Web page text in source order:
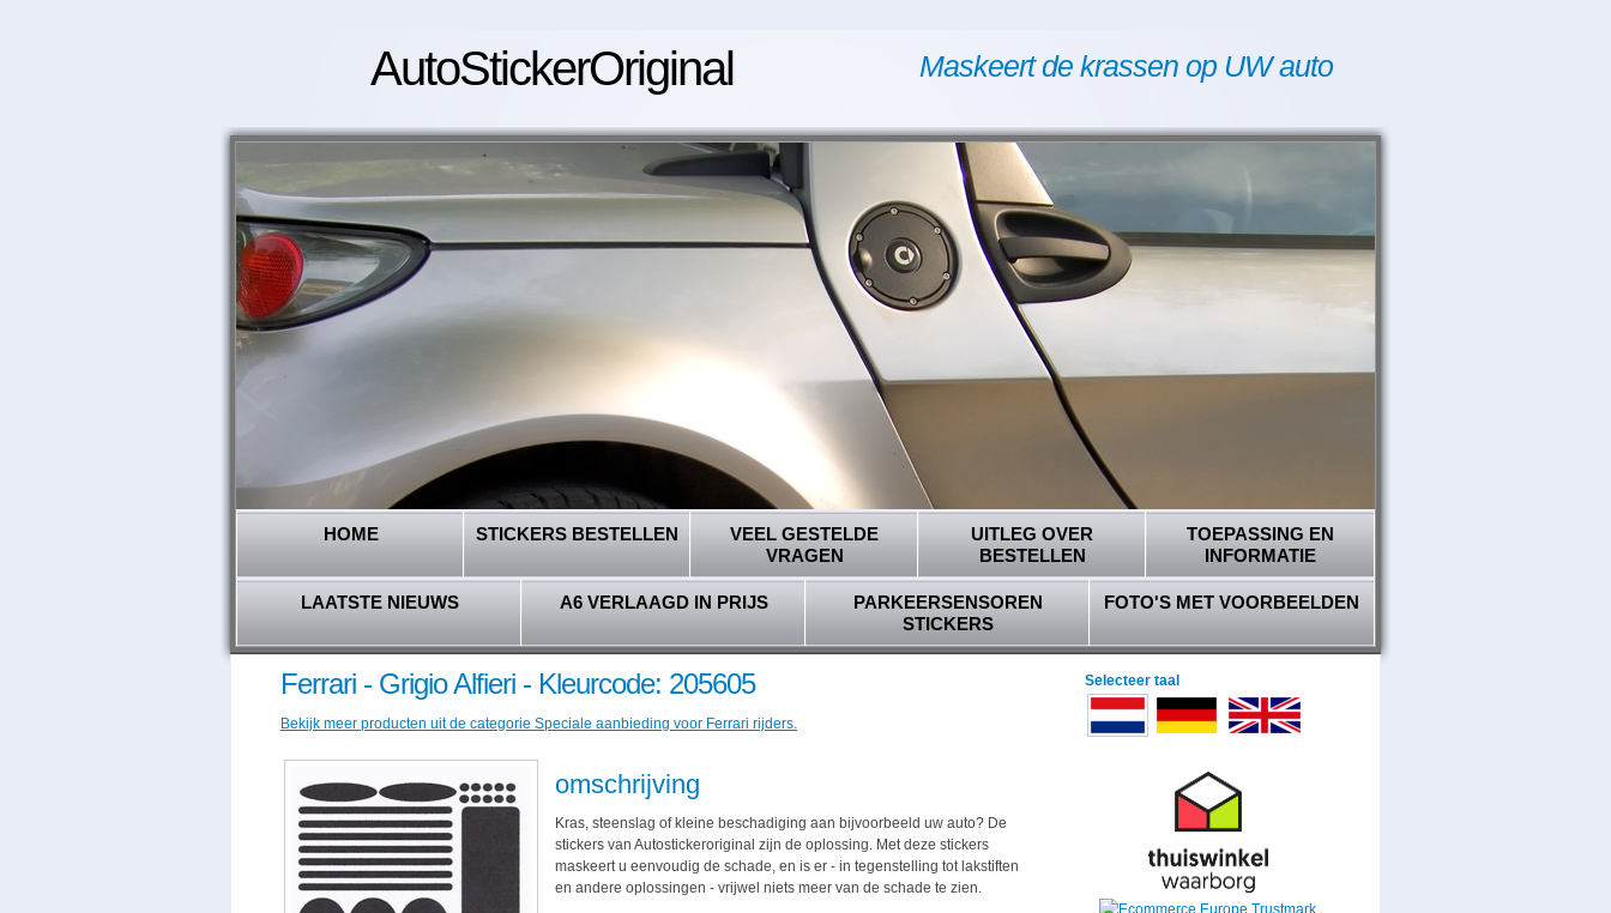
AutoStickerOriginal Maskeert de krassen op UW auto
HOME STICKERS BESTELLEN
VEEL GESTELDE
VRAGEN
UITLEG OVER
BESTELLEN
TOEPASSING EN
INFORMATIE
LAATSTE NIEUWS A6 VERLAAGD IN PRIJS
PARKEERSENSOREN
STICKERS
FOTO'S MET VOORBEELDEN
Ferrari - Grigio Alfieri - Kleurcode: 205605
Bekijk meer producten uit de categorie Speciale aanbieding voor Ferrari rijders.
omschrijving
Kras, steenslag of kleine beschadiging aan bijvoorbeeld uw auto? De
stickers van Autostickeroriginal zijn de oplossing. Met deze stickers
maskeert u eenvoudig de schade, en is er - in tegenstelling tot lakstiften
en andere oplossingen - vrijwel niets meer van de schade te zien.
Selecteer taal